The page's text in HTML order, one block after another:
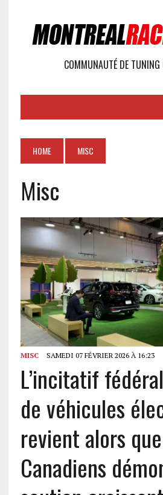
COMMUNAUTÉ DE TUNING
HOME MISC
Misc
MISC SAMEDI 07 FÉVRIER 2026 À 16:23
L’incitatif
de véhicules
revient alors
Canadiens